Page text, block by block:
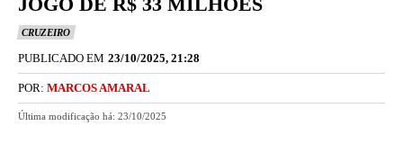
CRUZEIRO
PUBLICADO EM 23/10/2025, 21:28
POR: MARCOS AMARAL
Última modificação há: 23/10/2025